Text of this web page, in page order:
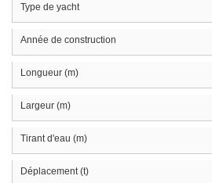
Type de yacht
Année de construction
Longueur (m)
Largeur (m)
Tirant d'eau (m)
Déplacement (t)